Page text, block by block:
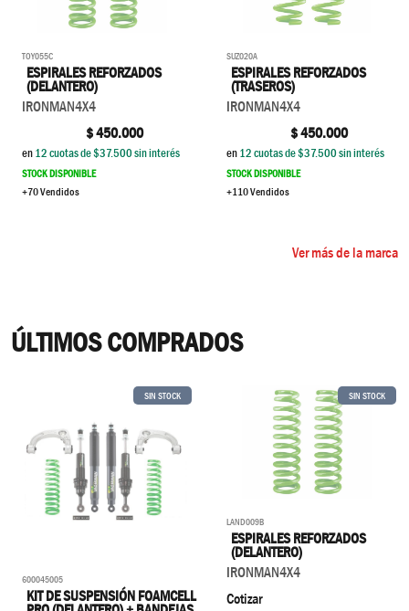
TOY055C
ESPIRALES REFORZADOS
(DELANTERO)
IRONMAN4X4
$450.000
en12cuotas de $37.500sin interés
STOCK DISPONIBLE
+70 Vendidos
SUZ020A
ESPIRALES REFORZADOS
(TRASEROS)
IRONMAN4X4
$450.000
en12cuotas de $37.500sin interés
STOCK DISPONIBLE
+110 Vendidos
Ver más de la marca
ÚLTIMOS COMPRADOS
SIN STOCK
600045005
KIT DE SUSPENSIÓN FOAMCELL
SIN STOCK
LAND009B
ESPIRALES REFORZADOS
(DELANTERO)
IRONMAN4X4
Cotizar